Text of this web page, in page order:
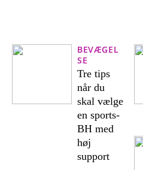
BEVÆGEL
SE
Tre tips
når du
skal vælge
en sports-
BH med
høj
support